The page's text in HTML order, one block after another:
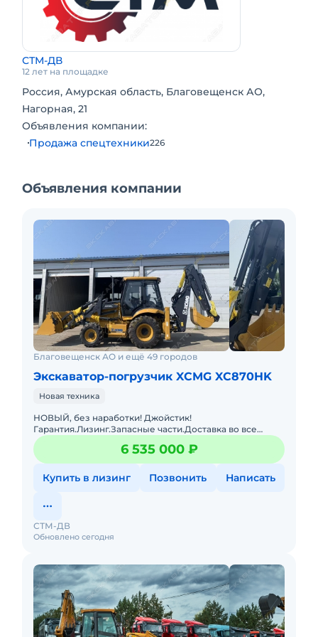
Шины
Модель 14-17.5/19.5 L-24
Гидравлическая система
Мощность копания грейфера экскаватора 60
КН
Мощность копания ковша 46,5 КН
Гарантия 12 месяцев.
Заводская гарантия. Доставка по РФ.
В наличии.
СТМ-ДВ
12 лет на площадке
Россия, Амурская область, Благовещенск АО,
Нагорная, 21
Объявления компании:
Продажа спецтехники226
Объявления компании
Благовещенск АО и ещё 49 городов
Экскаватор-погрузчик XCMG XC870HK
Новая техника
НОВЫЙ, без наработки! Джойстик!
Гарантия.Лизинг.Запасные части.Доставка во все
регионы. Много разной техники в наличии! Подберем
и привезем под заказ технику по
6 535 000 ₽
Купить в лизинг Позвонить Написать
Обновлено сегодня
СТМ-ДВ